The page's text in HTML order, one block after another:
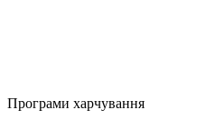
Програми харчування